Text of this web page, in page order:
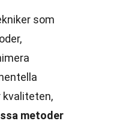
som
kvaliteten,
metoder